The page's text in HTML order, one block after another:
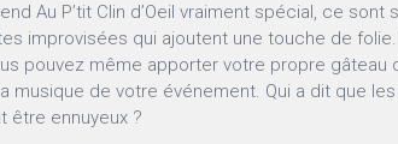
Au P’tit Clin d’Oeil vraiment spécial, ce sont
improvisées qui ajoutent une touche de
pouvez même apporter votre propre gâteau
musique de votre événement. Qui a dit que
être ennuyeux ?